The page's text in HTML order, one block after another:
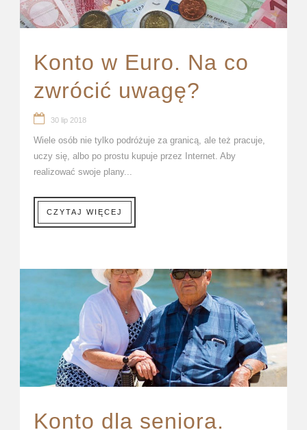
Konto w Euro. Na co
zwrócić uwagę?
30 lip 2018
Wiele osób nie tylko podróżuje za granicą, ale też pracuje,
uczy się, albo po prostu kupuje przez Internet. Aby
realizować swoje plany...
CZYTAJ WIĘCEJ
Konto dla seniora.